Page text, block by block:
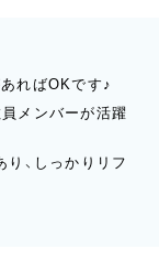
ればOKです♪
メンバーが活躍
、しっかりリフ